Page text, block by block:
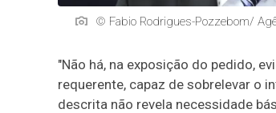
© Fabio Rodrigues-Pozzebom/
"Não há, na exposição do pedido,
requerente, capaz de sobrelevar o
descrita não revela necessidade